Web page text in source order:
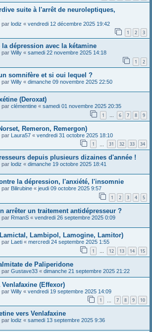
suite à l'arrêt de neuroleptiques,
par lodiz « vendredi 12 décembre 2025 19:42
1 2 3
la dépression avec la kétamine
par Willy « samedi 22 novembre 2025 14:18
1 2
somnifère et si oui lequel ?
par Willy « dimanche 09 novembre 2025 22:50
(Deroxat)
par clémentine « samedi 01 novembre 2025 20:35
1 … 6 7 8 9
Remeron, Remergon)
par Laura57 « vendredi 31 octobre 2025 18:10
1 31 32 33 34
depuis plusieurs dizaines d'année !
par lodiz « dimanche 19 octobre 2025 18:41
la dépression, l'anxiété, l'insomnie
par Bilirubine « jeudi 09 octobre 2025 9:57
1 2 3 4 5
arrêter un traitement antidépresseur ?
par RmanS « vendredi 26 septembre 2025 0:09
Lambipol, Lamogine, Lamitor)
par Laeti « mercredi 24 septembre 2025 1:55
1 … 12 13 14 15
de Paliperidone
par Gustave33 « dimanche 21 septembre 2025 21:22
(Effexor)
par Willy « vendredi 19 septembre 2025 14:09
1 7 8 9 10
vers Venlafaxine
par lodiz « samedi 13 septembre 2025 9:36